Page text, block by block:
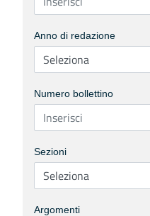
Anno di redazione
Numero bollettino
Sezioni
Argomenti